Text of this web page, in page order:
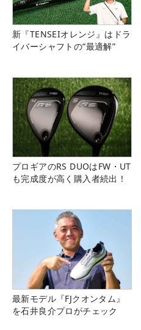
新『TENSEIオレンジ』はドラ
イバーシャフトの“最適解”
プロギアのRS DUOはFW・UT
も完成度が高く購入者続出！
最新モデル『FJクオンタム』
を石井良介プロがチェック